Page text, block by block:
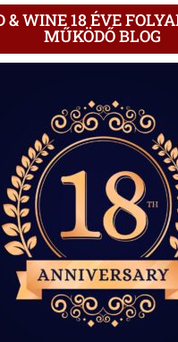
& WINE 18 ÉVE
MŰKÖDŐ BLOG